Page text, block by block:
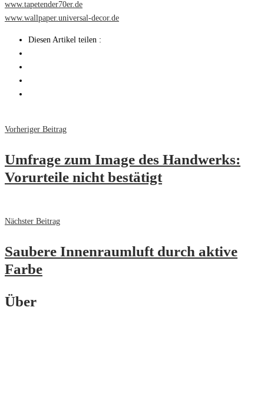
www.tapetender70er.de
www.wallpaper.universal-decor.de
Diesen Artikel teilen :
Vorheriger Beitrag
Umfrage zum Image des Handwerks:
Vorurteile nicht bestätigt
Nächster Beitrag
Saubere Innenraumluft durch aktive
Farbe
Über